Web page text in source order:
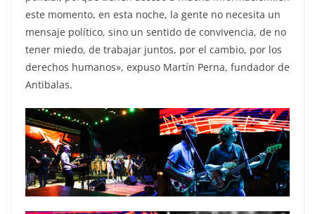
este momento, en esta noche, la gente no necesita un
mensaje político, sino un sentido de convivencia, de no
tener miedo, de trabajar juntos, por el cambio, por los
derechos humanos», expuso Martín Perna, fundador de
Antibalas.